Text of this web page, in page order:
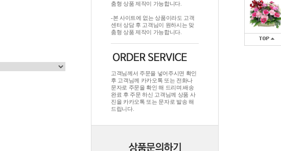
춤형 상품 제작이 가능합니다.
-본 사이트에 없는 상품이라도 고객
센터 상담 후 고객님이 원하시는 맞
춤형 상품 제작이 가능합니다.
고객님께서 주문을 넣어주시면 확인
후 고객님께 카카오톡 또는 전화나
문자로 주문을 확인 해 드리며.배송
완료 후 주문 하신 고객님께 상품 사
진을 카카오톡 또는 문자로 발송 해
드립니다.